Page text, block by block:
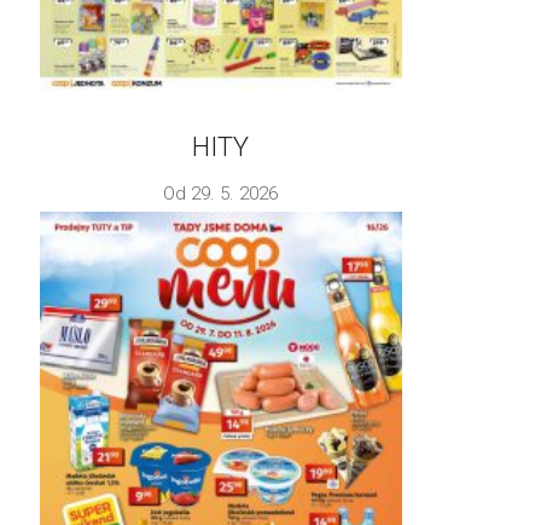
HITY
Od 29. 5. 2026